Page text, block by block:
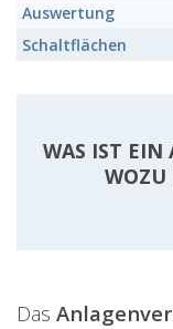
Auswertung
Schaltflächen
WAS IST EIN
WOZU
Das